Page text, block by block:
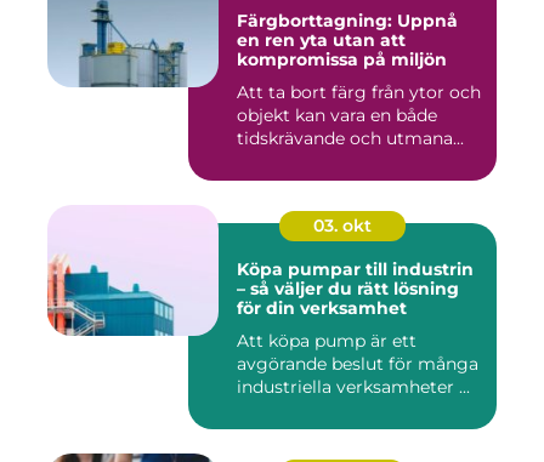
Färgborttagning: Uppnå
en ren yta utan att
kompromissa på miljön
Att ta bort färg från ytor och
objekt kan vara en både
tidskrävande och utmana...
03. okt
Köpa pumpar till industrin
– så väljer du rätt lösning
för din verksamhet
Att köpa pump är ett
avgörande beslut för många
industriella verksamheter ...